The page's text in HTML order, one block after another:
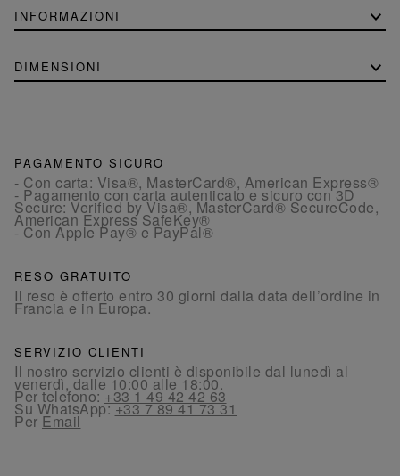
INFORMAZIONI
DIMENSIONI
PAGAMENTO SICURO
- Con carta: Visa®, MasterCard®, American Express®
- Pagamento con carta autenticato e sicuro con 3D
Secure: Verified by Visa®, MasterCard® SecureCode,
American Express SafeKey®
- Con Apple Pay® e PayPal®
RESO GRATUITO
Il reso è offerto entro 30 giorni dalla data dell’ordine in
Francia e in Europa.
SERVIZIO CLIENTI
Il nostro servizio clienti è disponibile dal lunedì al
venerdì, dalle 10:00 alle 18:00.
Per telefono:+33 1 49 42 42 63
Su WhatsApp:+33 7 89 41 73 31
PerEmail